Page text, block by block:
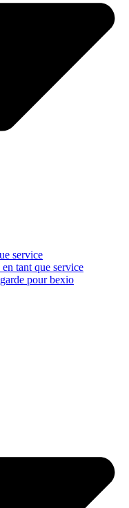
service
tant que service
pour bexio